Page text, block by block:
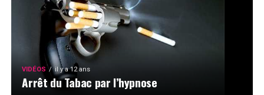
VIDÉOS il y a 12 ans
Arrêt du Tabac par l’hypnose